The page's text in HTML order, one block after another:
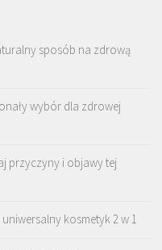
sposób na zdrową
wybór dla zdrowej
przyczyny i objawy tej
kosmetyk 2 w 1